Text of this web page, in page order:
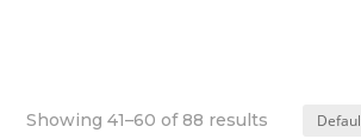
Showing 41–60 of 88 results